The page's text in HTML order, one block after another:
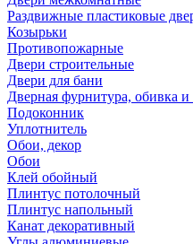
Раздвижные пластиковые
Козырьки
Противопожарные
Двери строительные
Двери для бани
Дверная фурнитура, обивка
Подоконник
Уплотнитель
Обои, декор
Обои
Клей обойный
Плинтус потолочный
Плинтус напольный
Канат декоративный